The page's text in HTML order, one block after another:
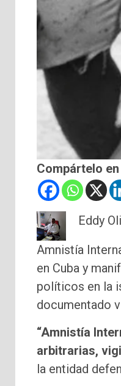
Compártelo
Eddy
Amnistía
en Cuba y
políticos en la
documentado
“Amnistía
arbitrarias,
la entidad